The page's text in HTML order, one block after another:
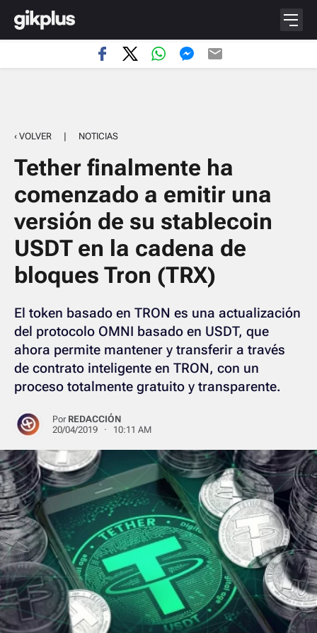
‹ VOLVER | NOTICIAS
Tether finalmente ha
comenzado a emitir una
versión de su stablecoin
USDT en la cadena de
bloques Tron (TRX)
El token basado en TRON es una actualización
del protocolo OMNI basado en USDT, que
ahora permite mantener y transferir a través
de contrato inteligente en TRON, con un
proceso totalmente gratuito y transparente.
Por REDACCIÓN
20/04/2019 · 10:11 AM